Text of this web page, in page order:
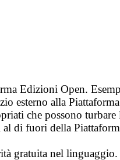
Edizioni Open.
esterno alla
che possono
di fuori della
gratuita nel linguaggio.